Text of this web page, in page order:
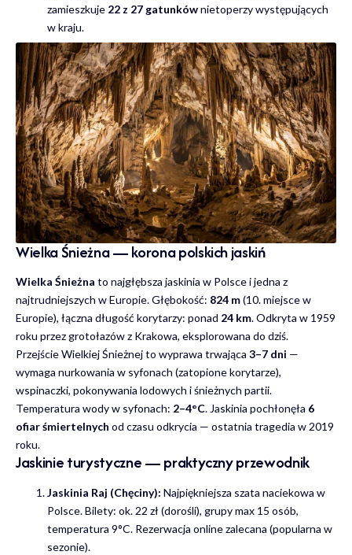
zamieszkuje 22 z 27 gatunkównietoperzy występujących
w kraju.
Wielka Śnieżna — korona polskich jaskiń
Wielka Śnieżna to najgłębsza jaskinia w Polsce i jedna z
najtrudniejszych w Europie. Głębokość: 824 m(10. miejsce w
Europie), łączna długość korytarzy: ponad 24 km. Odkryta w 1959
roku przez grotołazów z Krakowa, eksplorowana do dziś.
Przejście Wielkiej Śnieżnej to wyprawa trwająca 3–7 dni —
wymaga nurkowania w syfonach (zatopione korytarze),
wspinaczki, pokonywania lodowych i śnieżnych partii.
Temperatura wody w syfonach: 2–4°C. Jaskinia pochłonęła 6
ofiar śmiertelnych od czasu odkrycia — ostatnia tragedia w 2019
roku.
Jaskinie turystyczne — praktyczny przewodnik
Jaskinia Raj (Chęciny): Najpiękniejsza szata naciekowa w
Polsce. Bilety: ok. 22 zł (dorośli), grupy max 15 osób,
temperatura 9°C. Rezerwacja online zalecana (popularna w
sezonie).